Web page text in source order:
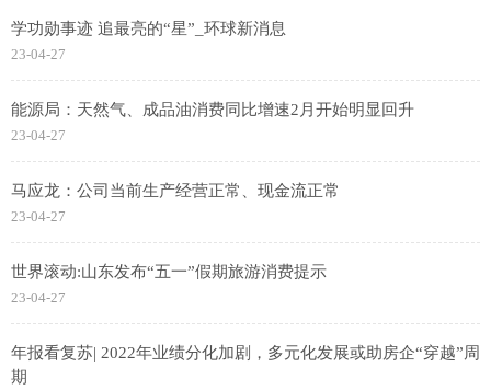
学功勋事迹 追最亮的“星”_环球新消息
23-04-27
能源局：天然气、成品油消费同比增速2月开始明显回升
23-04-27
马应龙：公司当前生产经营正常、现金流正常
23-04-27
世界滚动:山东发布“五一”假期旅游消费提示
23-04-27
年报看复苏| 2022年业绩分化加剧，多元化发展或助房企“穿越”周
期